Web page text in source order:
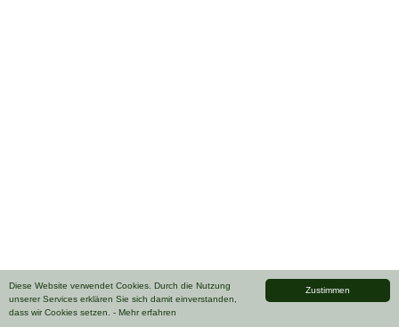
Zustimmen
Diese Website verwendet Cookies. Durch die Nutzung
unserer Services erklären Sie sich damit einverstanden,
dass wir Cookies setzen. - Mehr erfahren